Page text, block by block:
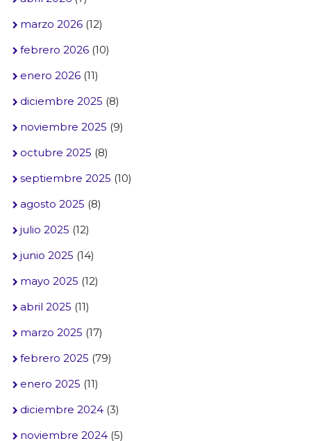
marzo 2026(12)
febrero 2026(10)
enero 2026(11)
diciembre 2025 (8)
noviembre 2025 (9)
octubre 2025 (8)
septiembre 2025 (10)
agosto 2025 (8)
julio 2025 (12)
junio 2025 (14)
mayo 2025 (12)
abril 2025 (11)
marzo 2025 (17)
febrero 2025 (79)
enero 2025 (11)
diciembre 2024(3)
noviembre 2024(5)